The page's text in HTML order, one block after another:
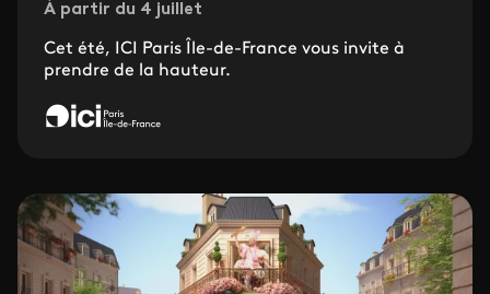
À partir du 4 juillet
Cet été, ICI Paris Île-de-France vous invite à
prendre de la hauteur.